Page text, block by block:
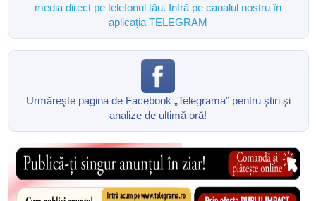
media direct pe telefonul tău. Intră pe canalul nostru în
aplicația TELEGRAM
Urmăreşte pagina de Facebook „Telegrama” pentru ştiri şi
analize de ultimă oră!